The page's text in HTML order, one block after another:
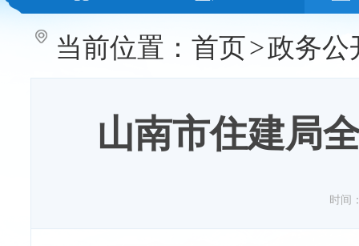
当前位置： 首页>政务公
山南市住建局
时间